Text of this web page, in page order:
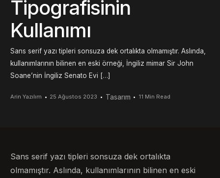
Tipografisinin
Kullanımı
Sans serif yazı tipleri sonsuza dek ortalıkta olmamıştır. Aslında,
kullanımlarının bilinen en eski örneği, İngiliz mimar Sir John
Soane’nin İngiliz Senato Evi […]
Arin Yazılım 25 Ağustos 2023 Tasarım 11 Min Read
Sans serif yazı tipleri sonsuza dek ortalıkta
olmamıştır. Aslında, kullanımlarının bilinen en eski